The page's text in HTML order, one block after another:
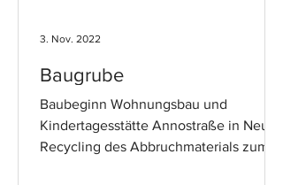
Baugrube
Baubeginn Wohnungsbau und
Kindertagesstätte Annostraße in Neuss
Recycling des Abbruchmaterials zum
3. Nov. 2022